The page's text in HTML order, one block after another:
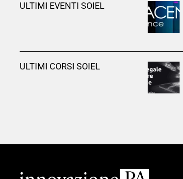
ULTIMI EVENTI SOIEL
ULTIMI CORSI SOIEL